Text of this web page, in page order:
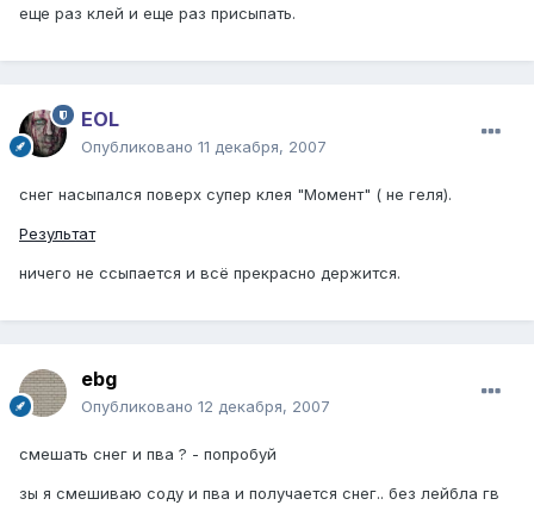
еще раз клей и еще раз присыпать.
EOL
Опубликовано 11 декабря, 2007
снег насыпался поверх супер клея "Момент" ( не геля).
Результат
ничего не ссыпается и всё прекрасно держится.
ebg
Опубликовано 12 декабря, 2007
смешать снег и пва ? - попробуй
зы я смешиваю соду и пва и получается снег.. без лейбла гв